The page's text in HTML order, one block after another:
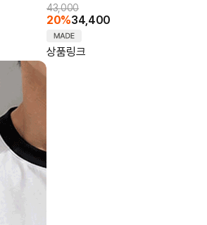
43,000
20%34,400
상품링크